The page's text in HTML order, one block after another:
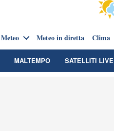
Meteo Meteo in diretta Clima
MALTEMPO SATELLITI LIVE